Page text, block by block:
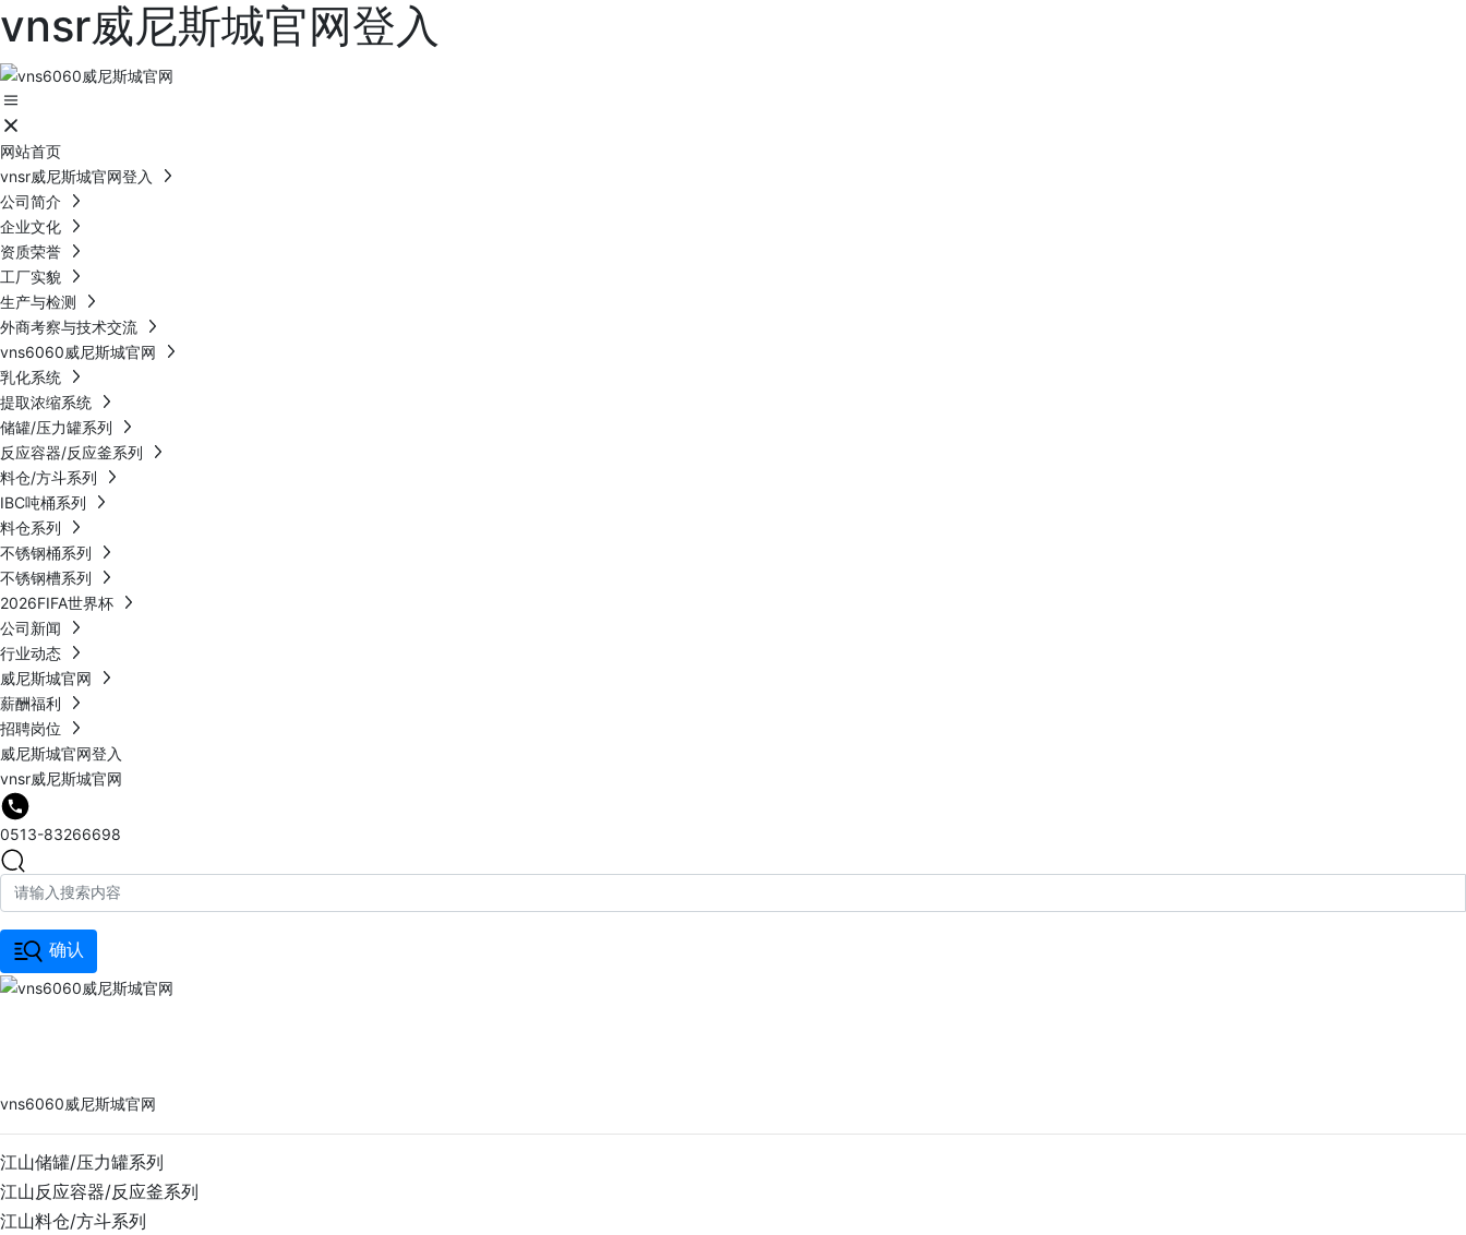
vnsr威尼斯城官网登入
网站首页
vnsr威尼斯城官网登入
公司简介
企业文化
资质荣誉
工厂实貌
生产与检测
外商考察与技术交流
vns6060威尼斯城官网
乳化系统
提取浓缩系统
储罐/压力罐系列
反应容器/反应釜系列
料仓/方斗系列
IBC吨桶系列
料仓系列
不锈钢桶系列
不锈钢槽系列
2026FIFA世界杯
公司新闻
行业动态
威尼斯城官网
薪酬福利
招聘岗位
威尼斯城官网登入
vnsr威尼斯城官网
0513-83266698
确认
vns6060威尼斯城官网
江山储罐/压力罐系列
江山反应容器/反应釜系列
江山料仓/方斗系列